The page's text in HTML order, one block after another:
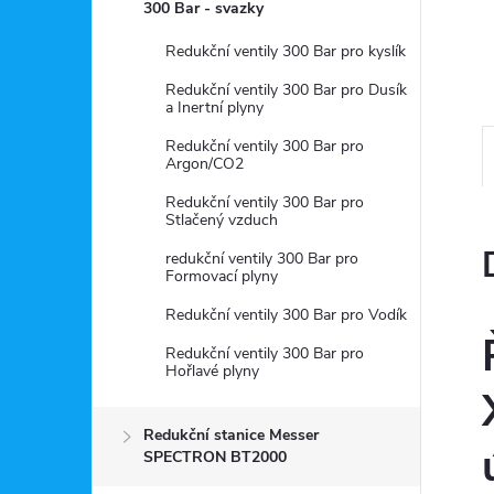
300 Bar - svazky
Redukční ventily 300 Bar pro kyslík
Redukční ventily 300 Bar pro Dusík
a Inertní plyny
Redukční ventily 300 Bar pro
Argon/CO2
Redukční ventily 300 Bar pro
Stlačený vzduch
redukční ventily 300 Bar pro
Formovací plyny
Redukční ventily 300 Bar pro Vodík
Redukční ventily 300 Bar pro
Hořlavé plyny
Redukční stanice Messer
SPECTRON BT2000